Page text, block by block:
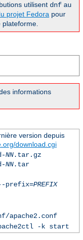
utilisent dnf au
projet Fedora pour
informations
version depuis
download.cgi
NN.tar.gz
NN.tar
prefix=PREFIX
apache2.conf
-k start